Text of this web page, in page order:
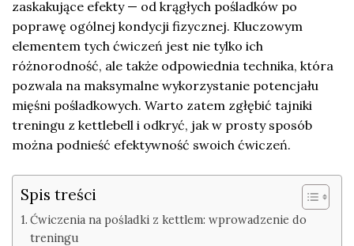
zaskakujące efekty — od krągłych pośladków po
poprawę ogólnej kondycji fizycznej. Kluczowym
elementem tych ćwiczeń jest nie tylko ich
różnorodność, ale także odpowiednia technika, która
pozwala na maksymalne wykorzystanie potencjału
mięśni pośladkowych. Warto zatem zgłębić tajniki
treningu z kettlebell i odkryć, jak w prosty sposób
można podnieść efektywność swoich ćwiczeń.
Spis treści
Ćwiczenia na pośladki z kettlem: wprowadzenie do
treningu